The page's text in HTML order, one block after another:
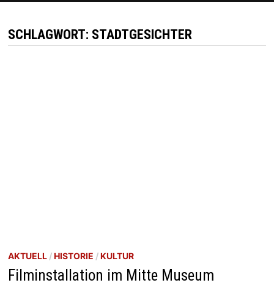
SCHLAGWORT: STADTGESICHTER
AKTUELL/HISTORIE /KULTUR
Filminstallation im Mitte Museum